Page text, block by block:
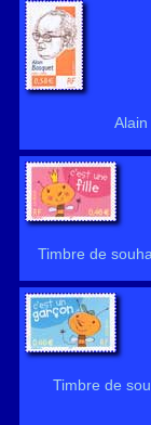
Timbre de
Timbre de